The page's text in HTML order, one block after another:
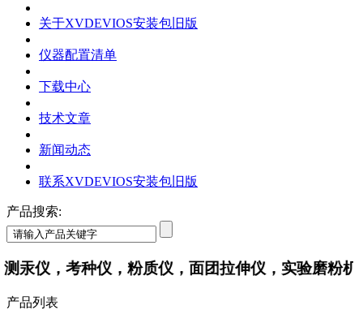
关于XVDEVIOS安装包旧版
仪器配置清单
下载中心
技术文章
新闻动态
联系XVDEVIOS安装包旧版
产品搜索:
汞仪，考种仪，粉质仪，面团拉伸仪，实验磨粉机
产品列表